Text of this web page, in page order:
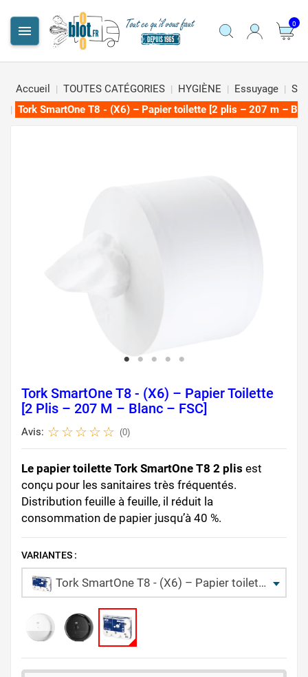
 0
Accueil TOUTES CATÉGORIES HYGIÈNE Essuyage
Tork SmartOne T8 - (X6) – Papier toilette [2 plis – 207 m –
Tork SmartOne T8 - (X6) – Papier Toilette
[2 Plis – 207 M – Blanc – FSC]
Avis: (0)
Le papier toilette Tork SmartOne T8 2 plis est
conçu pour les sanitaires très fréquentés.
Distribution feuille à feuille, il réduit la
consommation de papier jusqu’à 40 %.
VARIANTES :
Tork SmartOne T8 - (X6) – Papier toilette [2 plis – 207 m – Blanc – FSC]